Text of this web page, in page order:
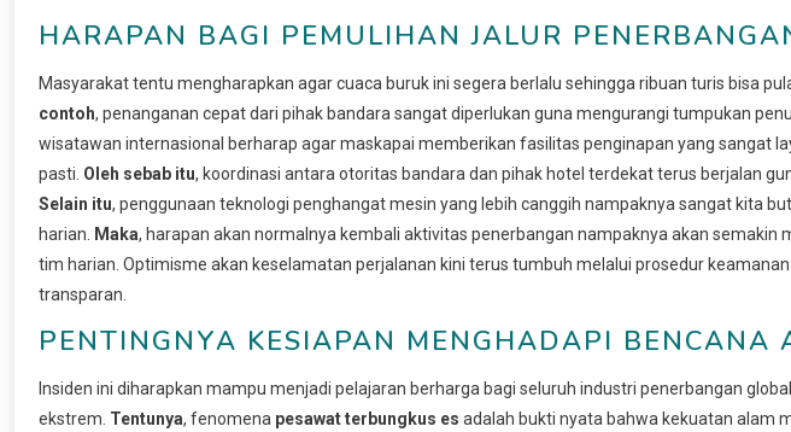
HARAPAN BAGI PEMULIHAN JALUR
Masyarakat tentu mengharapkan agar cuaca buruk ini segera berlalu sehingga ribuan turis bisa
contoh, penanganan cepat dari pihak bandara sangat diperlukan guna mengurangi tumpukan
wisatawan internasional berharap agar maskapai memberikan fasilitas penginapan yang sangat
pasti. Oleh sebab itu, koordinasi antara otoritas bandara dan pihak hotel terdekat terus berjalan
Selain itu, penggunaan teknologi penghangat mesin yang lebih canggih nampaknya sangat kita
harian.
Maka, harapan akan normalnya kembali aktivitas penerbangan nampaknya akan semakin
tim harian. Optimisme akan keselamatan perjalanan kini terus tumbuh melalui prosedur
transparan.
PENTINGNYA KESIAPAN MENGHADAPI BENCANA
Insiden ini diharapkan mampu menjadi pelajaran berharga bagi seluruh industri penerbangan
ekstrem. Tentunya, fenomena pesawat terbungkus es adalah bukti nyata bahwa kekuatan alam